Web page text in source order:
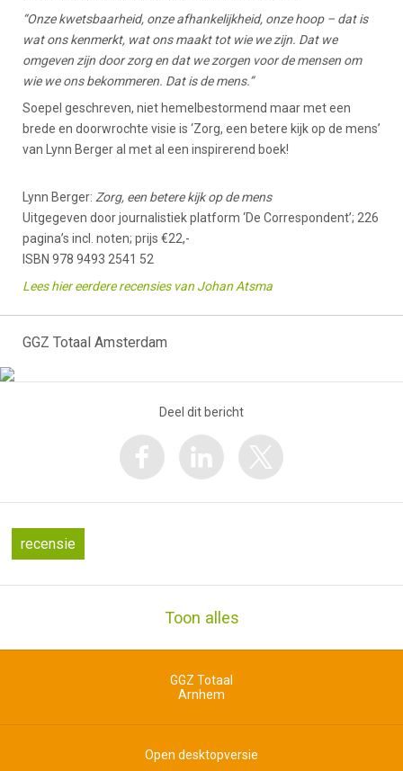
“Onze kwetsbaarheid, onze afhankelijkheid, onze hoop – dat is
wat ons kenmerkt, wat ons maakt tot wie we zijn. Dat we
omgeven zijn door zorg en dat we zorgen voor de mensen om
wie we ons bekommeren. Dat is de mens.”
Soepel geschreven, niet hemelbestormend maar met een
brede en doorwrochte visie is ‘Zorg, een betere kijk op de mens’
van Lynn Berger al met al een inspirerend boek!
Lynn Berger: Zorg, een betere kijk op de mens
Uitgegeven door journalistiek platform ‘De Correspondent’; 226
pagina’s incl. noten; prijs €22,-
ISBN 978 9493 2541 52
Lees hier eerdere recensies van Johan Atsma
GGZ Totaal Amsterdam
Deel dit bericht
recensie
Toon alles
GGZ Totaal
Arnhem
Open desktopversie